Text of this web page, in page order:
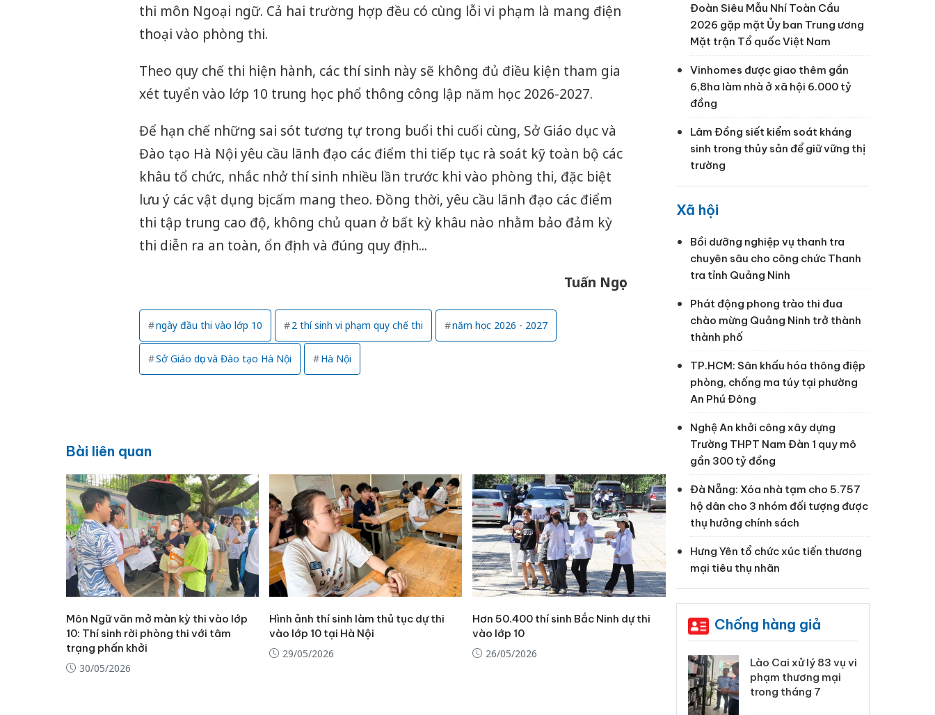
thi môn Ngoại ngữ. Cả hai trường hợp đều có cùng lỗi vi phạm là mang điện
thoại vào phòng thi.
Theo quy chế thi hiện hành, các thí sinh này sẽ không đủ điều kiện tham gia
xét tuyển vào lớp 10 trung học phổ thông công lập năm học 2026-2027.
Để hạn chế những sai sót tương tự trong buổi thi cuối cùng, Sở Giáo dục và
Đào tạo Hà Nội yêu cầu lãnh đạo các điểm thi tiếp tục rà soát kỹ toàn bộ các
khâu tổ chức, nhắc nhở thí sinh nhiều lần trước khi vào phòng thi, đặc biệt
lưu ý các vật dụng bị cấm mang theo. Đồng thời, yêu cầu lãnh đạo các điểm
thi tập trung cao độ, không chủ quan ở bất kỳ khâu nào nhằm bảo đảm kỳ
thi diễn ra an toàn, ổn định và đúng quy định...
Tuấn Ngọc
ngày đầu thi vào lớp 10 2 thí sinh vi phạm quy chế thi năm học 2026 - 2027
Sở Giáo dục và Đào tạo Hà Nội Hà Nội
Bài liên quan
Môn Ngữ văn mở màn kỳ thi vào lớp
10: Thí sinh rời phòng thi với tâm
trạng phấn khởi
30/05/2026
Hình ảnh thí sinh làm thủ tục dự thi
vào lớp 10 tại Hà Nội
29/05/2026
Hơn 50.400 thí sinh Bắc Ninh dự thi
vào lớp 10
26/05/2026
Đoàn Siêu Mẫu Nhí Toàn Cầu
2026 gặp mặt Ủy ban Trung ương
Mặt trận Tổ quốc Việt Nam
Vinhomes được giao thêm gần
6,8ha làm nhà ở xã hội 6.000 tỷ
đồng
Lâm Đồng siết kiểm soát kháng
sinh trong thủy sản để giữ vững thị
trường
Xã hội
Bồi dưỡng nghiệp vụ thanh tra
chuyên sâu cho công chức Thanh
tra tỉnh Quảng Ninh
Phát động phong trào thi đua
chào mừng Quảng Ninh trở thành
thành phố
TP.HCM: Sân khấu hóa thông điệp
phòng, chống ma túy tại phường
An Phú Đông
Nghệ An khởi công xây dựng
Trường THPT Nam Đàn 1 quy mô
gần 300 tỷ đồng
Đà Nẵng: Xóa nhà tạm cho 5.757
hộ dân cho 3 nhóm đối tượng được
thụ hưởng chính sách
Hưng Yên tổ chức xúc tiến thương
mại tiêu thụ nhãn
Chống hàng giả
Lào Cai xử lý 83 vụ vi
phạm thương mại
trong tháng 7